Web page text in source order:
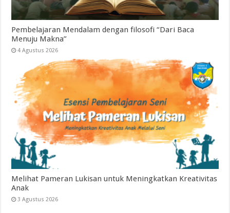
Pembelajaran Mendalam dengan filosofi “Dari Baca
Menuju Makna”
4 Agustus 2026
Melihat Pameran Lukisan untuk Meningkatkan Kreativitas
Anak
3 Agustus 2026